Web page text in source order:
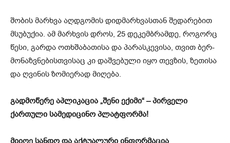
შობის მარხვა აღდგომის დიდმარხვასთან შედარებით
მსუბუქია. ამ მარხვის დროს, 25 დეკემბრამდე, როგორც
წესი, გარდა ოთხშაბათისა და პარასკევისა, თვით ბერ-
მონაზვნებისთვისაც კი დაშვებული იყო თევზის, ზეთისა
და ღვინის ზომიერად მიღება.
გადმოწერე აპლიკაცია „შენი ექიმი“ – პირველი
ქართული სამედიცინო პლატფორმა!